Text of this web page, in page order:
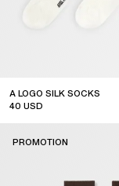
A LOGO SILK SOCKS
40 USD
PROMOTION